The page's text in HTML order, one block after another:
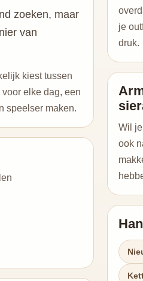
zoeken, maar
van
kiest tussen
elke dag, een
speelser maken.
je
druk.
Wil
ook